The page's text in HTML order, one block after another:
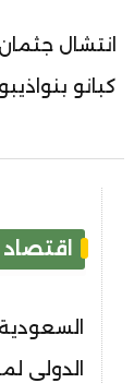
انتشال
كبانو بنواذيبو
الدولي